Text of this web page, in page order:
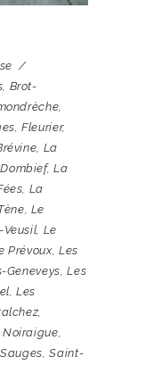
Brot-
,Fleurier,
La
,La
La
Le
Veusil Le
Prévoux,Les
Geneveys ,Les
,Les
,
Noiraigue
,Saint-